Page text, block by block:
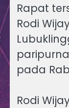
Rapat
Rodi
pada
Rodi